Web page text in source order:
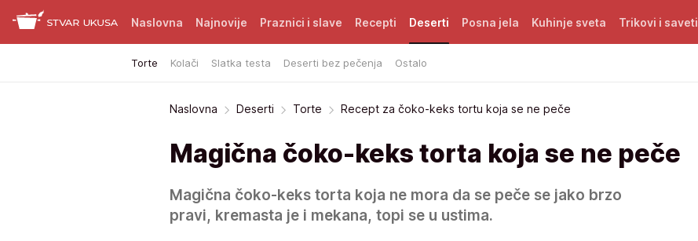
Naslovna Najnovije Praznici i slave Recepti Deserti
Torte Kolači Slatka testa Deserti bez pečenja Ostalo
Posna jela Kuhinje sveta Trikovi i saveti
Naslovna Deserti Torte Recept za čoko-keks tortu koja se ne peče
Magična čoko-keks torta koja se ne peče
Magična čoko-keks torta koja ne mora da se peče se jako brzo
pravi, kremasta je i mekana, topi se u ustima.